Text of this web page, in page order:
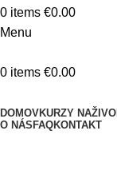
0 items €0.00
Menu
0 items €0.00
DOMOVKURZY NAŽIVO
O NÁS FAQKONTAKT